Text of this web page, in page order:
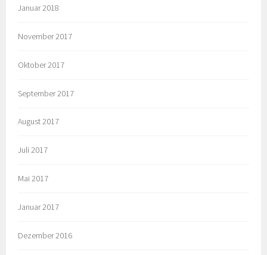
Januar 2018
November 2017
Oktober 2017
September 2017
August 2017
Juli 2017
Mai 2017
Januar 2017
Dezember 2016